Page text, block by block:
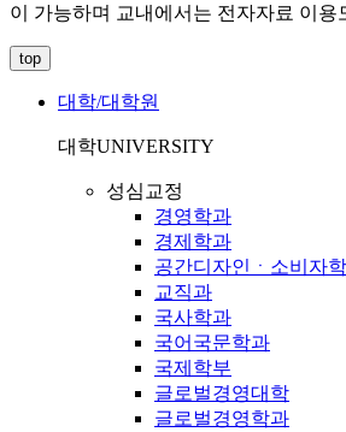
이 가능하며 교내에서는 전자자료 이용
top
대학/대학원
대학UNIVERSITY
성심교정
경영학과
경제학과
공간디자인ㆍ소비자
교직과
국사학과
국어국문학과
국제학부
글로벌경영대학
글로벌경영학과